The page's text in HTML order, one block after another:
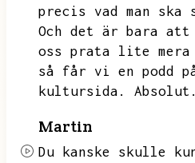
precis vad man
Och det är bara
oss prata lite mera
så får vi en podd på
kultursida.
Absolut.
Martin
Du kanske skulle